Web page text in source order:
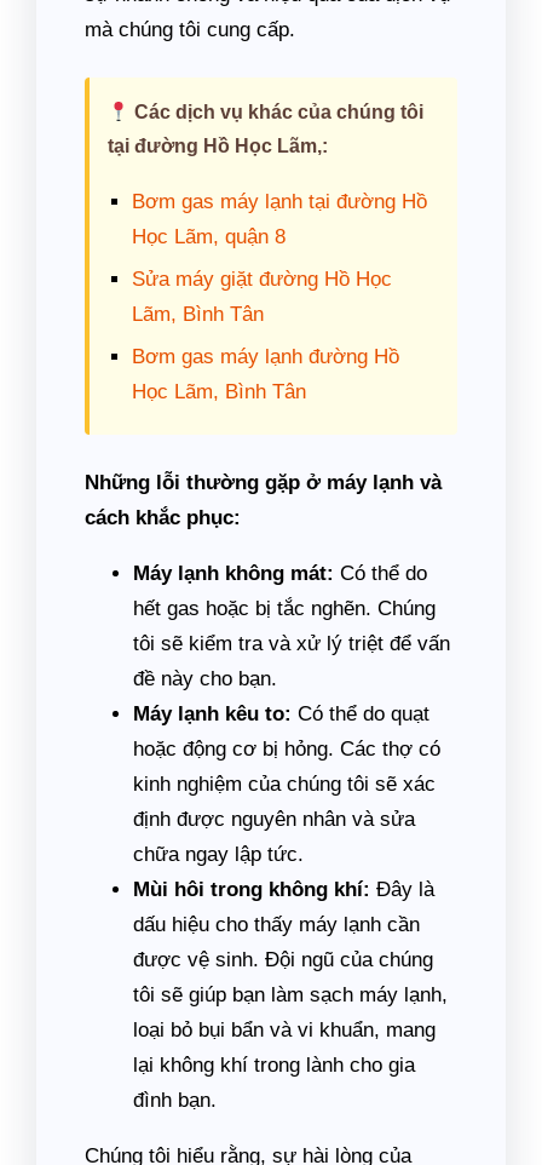
mà chúng tôi cung cấp.
Các dịch vụ khác của chúng tôi
tại đường Hồ Học Lãm,:
Bơm gas máy lạnh tại đường Hồ
Học Lãm, quận 8
Sửa máy giặt đường Hồ Học
Lãm, Bình Tân
Bơm gas máy lạnh đường Hồ
Học Lãm, Bình Tân
Những lỗi thường gặp ở máy lạnh và
cách khắc phục:
Máy lạnh không mát: Có thể do
hết gas hoặc bị tắc nghẽn. Chúng
tôi sẽ kiểm tra và xử lý triệt để vấn
đề này cho bạn.
Máy lạnh kêu to: Có thể do quạt
hoặc động cơ bị hỏng. Các thợ có
kinh nghiệm của chúng tôi sẽ xác
định được nguyên nhân và sửa
chữa ngay lập tức.
Mùi hôi trong không khí: Đây là
dấu hiệu cho thấy máy lạnh cần
được vệ sinh. Đội ngũ của chúng
tôi sẽ giúp bạn làm sạch máy lạnh,
loại bỏ bụi bẩn và vi khuẩn, mang
lại không khí trong lành cho gia
đình bạn.
Chúng tôi hiểu rằng, sự hài lòng của